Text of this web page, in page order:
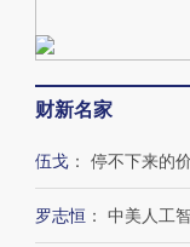
财新名家
伍戈 ： 停不下来的
罗志恒 ： 中美人工